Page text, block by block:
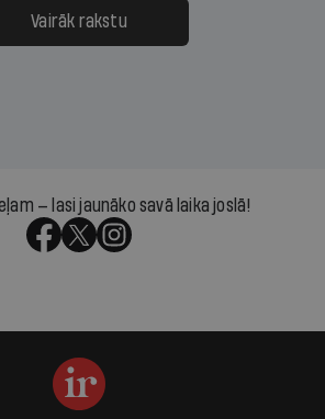
Vairāk rakstu
— lasi jaunāko savā laika joslā!